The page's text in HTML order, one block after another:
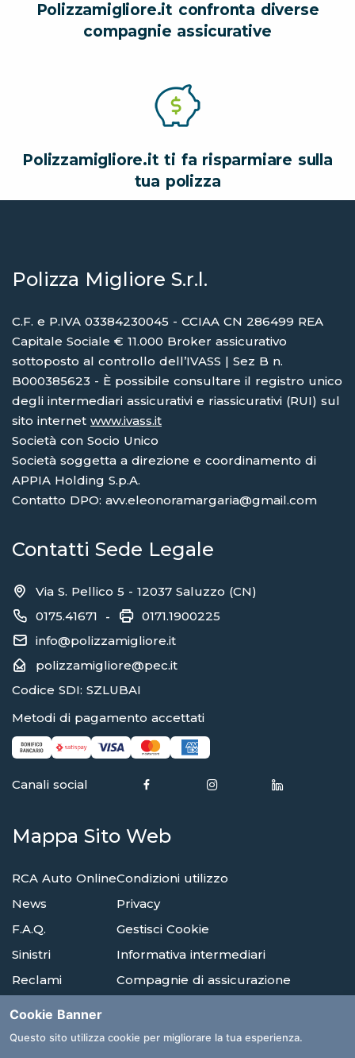
Polizzamigliore.it confronta diverse
compagnie assicurative
Polizzamigliore.it ti fa risparmiare sulla
tua polizza
Polizza Migliore S.r.l.
C.F. e P.IVA 03384230045 - CCIAA CN 286499 REA
Capitale Sociale € 11.000 Broker assicurativo
sottoposto al controllo dell’IVASS | Sez B n.
B000385623 - È possibile consultare il registro unico
degli intermediari assicurativi e riassicurativi (RUI) sul
sito internet www.ivass.it
Società con Socio Unico
Società soggetta a direzione e coordinamento di
APPIA Holding S.p.A.
Contatto DPO: avv.eleonoramargaria@gmail.com
Contatti Sede Legale
Via S. Pellico 5 - 12037 Saluzzo (CN)
0175.41671 -
0171.1900225
info@polizzamigliore.it
polizzamigliore@pec.it
Codice SDI: SZLUBAI
Metodi di pagamento accettati
Canali social
Mappa Sito Web
RCA Auto Online
News
F.A.Q.
Sinistri
Reclami
Condizioni utilizzo
Privacy
Gestisci Cookie
Informativa intermediari
Compagnie di assicurazione
Albi E Ordini
Cookie Banner
Questo sito utilizza cookie per migliorare la tua esperienza.